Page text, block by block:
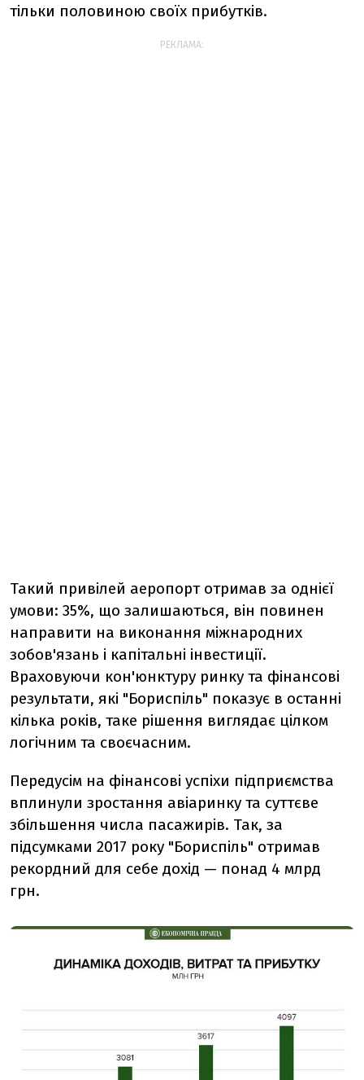
тільки половиною своїх прибутків.
РЕКЛАМА:
Такий привілей аеропорт отримав за однієї
умови: 35%, що залишаються, він повинен
направити на виконання міжнародних
зобов'язань і капітальні інвестиції.
Враховуючи кон'юнктуру ринку та фінансові
результати, які "Бориспіль" показує в останні
кілька років, таке рішення виглядає цілком
логічним та своєчасним.
Передусім на фінансові успіхи підприємства
вплинули зростання авіаринку та суттєве
збільшення числа пасажирів. Так, за
підсумками 2017 року "Бориспіль" отримав
рекордний для себе дохід — понад 4 млрд
грн.